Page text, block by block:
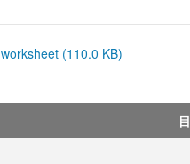
worksheet (110.0 KB)